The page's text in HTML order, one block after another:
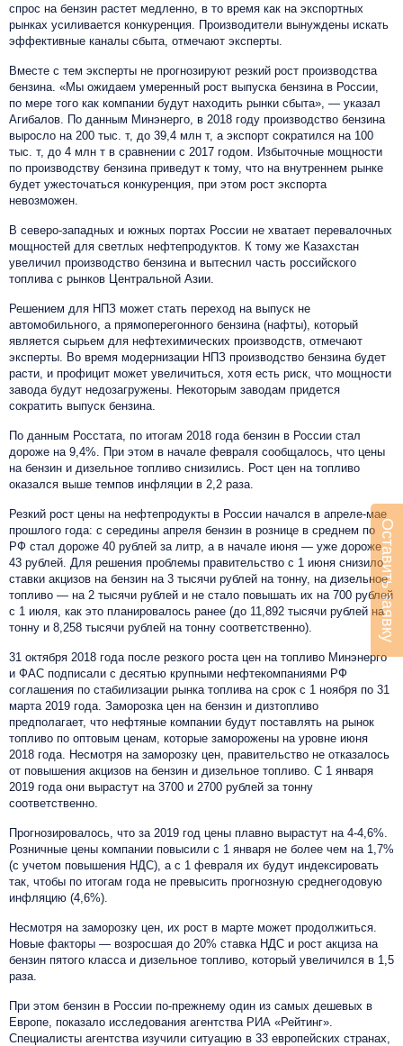
спрос на бензин растет медленно, в то время как на экспортных
рынках усиливается конкуренция. Производители вынуждены искать
эффективные каналы сбыта, отмечают эксперты.
Вместе с тем эксперты не прогнозируют резкий рост производства
бензина. «Мы ожидаем умеренный рост выпуска бензина в России,
по мере того как компании будут находить рынки сбыта», — указал
Агибалов. По данным Минэнерго, в 2018 году производство бензина
выросло на 200 тыс. т, до 39,4 млн т, а экспорт сократился на 100
тыс. т, до 4 млн т в сравнении с 2017 годом. Избыточные мощности
по производству бензина приведут к тому, что на внутреннем рынке
будет ужесточаться конкуренция, при этом рост экспорта
невозможен.
В северо-западных и южных портах России не хватает перевалочных
мощностей для светлых нефтепродуктов. К тому же Казахстан
увеличил производство бензина и вытеснил часть российского
топлива с рынков Центральной Азии.
Решением для НПЗ может стать переход на выпуск не
автомобильного, а прямоперегонного бензина (нафты), который
является сырьем для нефтехимических производств, отмечают
эксперты. Во время модернизации НПЗ производство бензина будет
расти, и профицит может увеличиться, хотя есть риск, что мощности
завода будут недозагружены. Некоторым заводам придется
сократить выпуск бензина.
По данным Росстата, по итогам 2018 года бензин в России стал
дороже на 9,4%. При этом в начале февраля сообщалось, что цены
на бензин и дизельное топливо снизились. Рост цен на топливо
оказался выше темпов инфляции в 2,2 раза.
Резкий рост цены на нефтепродукты в России начался в апреле-мае
прошлого года: с середины апреля бензин в рознице в среднем по
РФ стал дороже 40 рублей за литр, а в начале июня — уже дороже
43 рублей. Для решения проблемы правительство с 1 июня снизило
ставки акцизов на бензин на 3 тысячи рублей на тонну, на дизельное
топливо — на 2 тысячи рублей и не стало повышать их на 700 рублей
с 1 июля, как это планировалось ранее (до 11,892 тысячи рублей на
тонну и 8,258 тысячи рублей на тонну соответственно).
31 октября 2018 года после резкого роста цен на топливо Минэнерго
и ФАС подписали с десятью крупными нефтекомпаниями РФ
соглашения по стабилизации рынка топлива на срок с 1 ноября по 31
марта 2019 года. Заморозка цен на бензин и дизтопливо
предполагает, что нефтяные компании будут поставлять на рынок
топливо по оптовым ценам, которые заморожены на уровне июня
2018 года. Несмотря на заморозку цен, правительство не отказалось
от повышения акцизов на бензин и дизельное топливо. С 1 января
2019 года они вырастут на 3700 и 2700 рублей за тонну
соответственно.
Прогнозировалось, что за 2019 год цены плавно вырастут на 4-4,6%.
Розничные цены компании повысили с 1 января не более чем на 1,7%
(с учетом повышения НДС), а с 1 февраля их будут индексировать
так, чтобы по итогам года не превысить прогнозную среднегодовую
инфляцию (4,6%).
Несмотря на заморозку цен, их рост в марте может продолжиться.
Новые факторы — возросшая до 20% ставка НДС и рост акциза на
бензин пятого класса и дизельное топливо, который увеличился в 1,5
раза.
При этом бензин в России по-прежнему один из самых дешевых в
Европе, показало исследования агентства РИА «Рейтинг».
Специалисты агентства изучили ситуацию в 33 европейских странах,
Оставить заявку